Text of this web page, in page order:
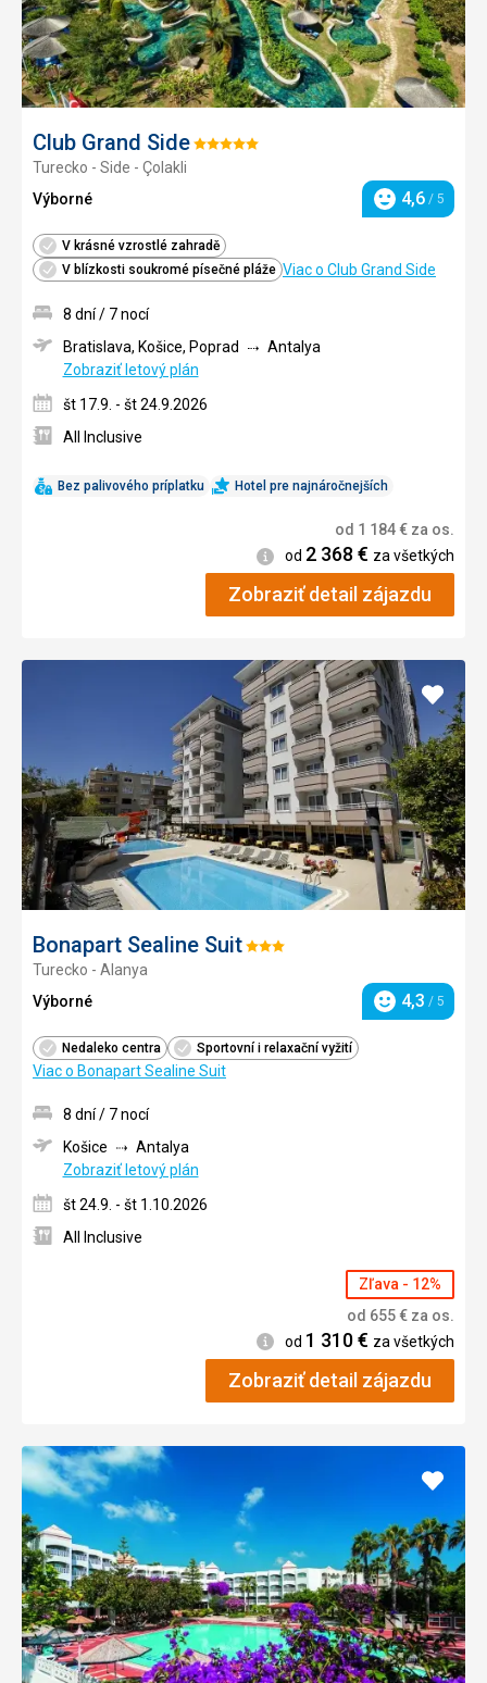
Club Grand SideHodnotenie:
Turecko - Side - Çolakli
Výborné
Hodnotenie
4,6 / 5
V krásné vzrostlé zahradě
V blízkosti soukromé písečné pláže Viac o Club Grand Side
Bez palivového príplatku Hotel pre najnáročnejších
8 dní / 7 nocí
Bratislava, Košice, Poprad
Antalya
Zobraziť letový plán
št 17.9. - št 24.9.2026
All Inclusive
od 1 184€ za os.
Informácie
od 2 368 € za všetkých
Zobraziť detail zájazdu
Bonapart Sealine SuitHodnotenie:
Turecko - Alanya
Výborné
Hodnotenie
4,3 / 5
Nedaleko centra Sportovní i relaxační vyžití
Viac o Bonapart Sealine Suit
Pridať
do
8 dní / 7 nocí
Košice
Antalya
Zobraziť letový plán
št 24.9. - št 1.10.2026
All Inclusive
Zľava - 12%
od 655€ za os.
Informácie
od 1 310€ za všetkých
Zobraziť detail zájazdu
Pridať